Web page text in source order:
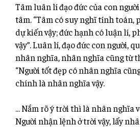
Tâm luân lí đạo đức của con
tâm. “Tâm có suy nghĩ tính toán,
dự kiến vậy; đức hạnh có luận lí,
vậy”. Luân lí, đạo đức con người,
nhân nghĩa, nhân nghĩa cũng từ
“Người tốt đẹp có nhân nghĩa
chính là nhân nghĩa vậy.
… Nắm rõ ý trời thì là nhân nghĩa
Người nhận lệnh ở trời vậy, lấy